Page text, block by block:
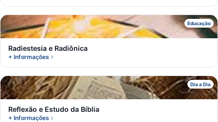
Educação
R
Radiestesia e Radiônica
+ Informações
Dia a Dia
R
Reflexão e Estudo da Bíblia
+ Informações